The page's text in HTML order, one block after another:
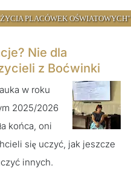
PLACÓWEK OŚWIATOWYCH"
Nie dla
z Boćwinki
w roku
2025/2026
końca, oni
się uczyć, jak jeszcze
innych.